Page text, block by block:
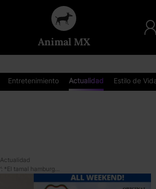
Animal MX
Entretenimiento Actualidad Estilo de
Actualidad
‘Dan ganas de llorar’: *El tamal hamburguesa existe* y algunos ya lo odian